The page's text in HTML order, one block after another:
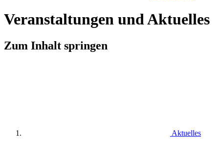
Veranstaltungen und Aktuelles
Zum Inhalt springen
Aktuelles